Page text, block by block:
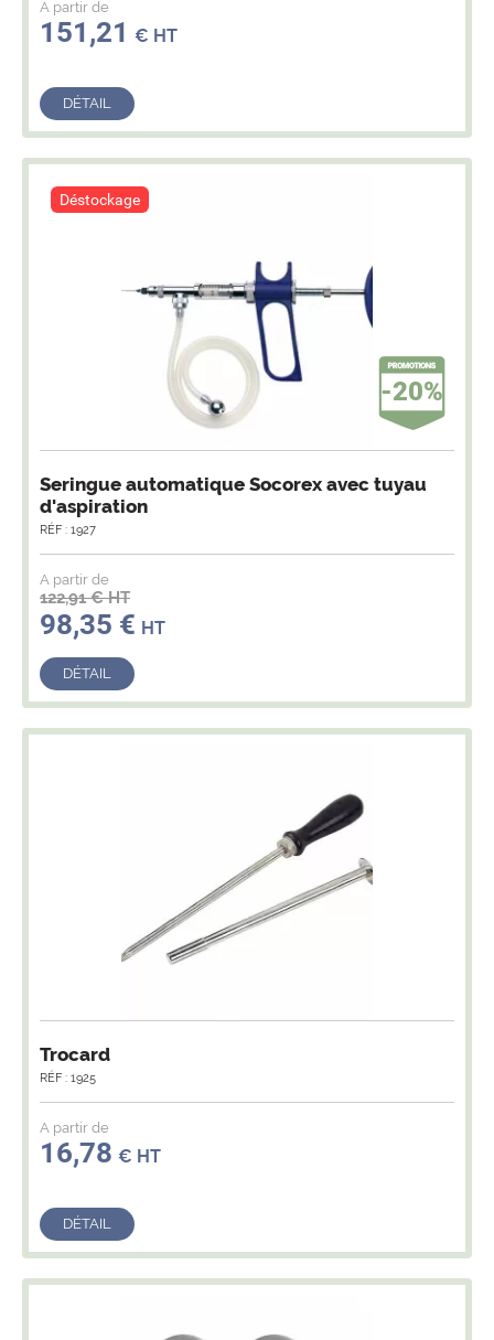
A partir de
151,21 € HT
DÉTAIL
Déstockage
-20%
Seringue automatique Socorex avec tuyau
d'aspiration
RÉF : 1927
A partir de
122,91 € HT
98,35 € HT
DÉTAIL
Trocard
RÉF : 1925
A partir de
16,78 € HT
DÉTAIL